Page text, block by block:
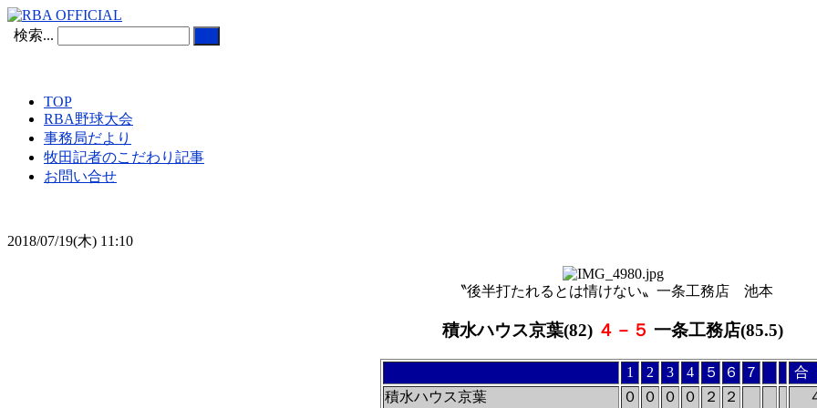
検索...
TOP
RBA野球大会
事務局だより
牧田記者のこだわり記事
お問い合せ
2018/07/19(木) 11:10
〝後半打たれるとは情けない〟一条工務店 池本
積水ハウス京葉(82) ４－５ 一条工務店(85.5)
1 2 3 4 ５ ６ ７
合
積水ハウス京葉
０ ０ ０ ０ ２ ２